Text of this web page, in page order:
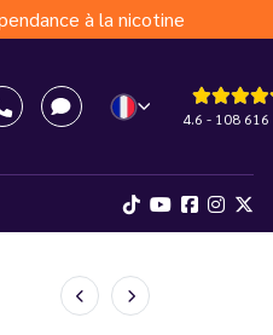
à la nicotine
4.6 - 108 616